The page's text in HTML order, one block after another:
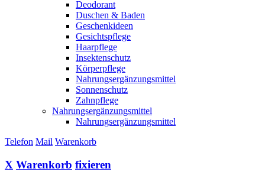
Deodorant
Duschen & Baden
Geschenkideen
Gesichtspflege
Haarpflege
Insektenschutz
Körperpflege
Nahrungsergänzungsmittel
Sonnenschutz
Zahnpflege
Nahrungsergänzungsmittel
Nahrungsergänzungsmittel
Telefon Mail Warenkorb
X Warenkorb fixieren